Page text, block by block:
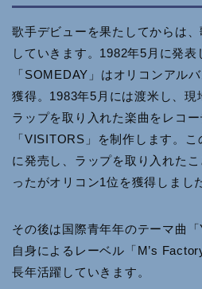
歌手デビューを果たしてからは
していきます。1982年5月に発表
「SOMEDAY」はオリコンアル
獲得。1983年5月には渡米し、現
ラップを取り入れた楽曲をレコ
「VISITORS」を制作します。
に発売し、ラップを取り入れた
ったがオリコン1位を獲得しまし
その後は国際青年年のテーマ曲
自身によるレーベル「M’s
長年活躍していきます。